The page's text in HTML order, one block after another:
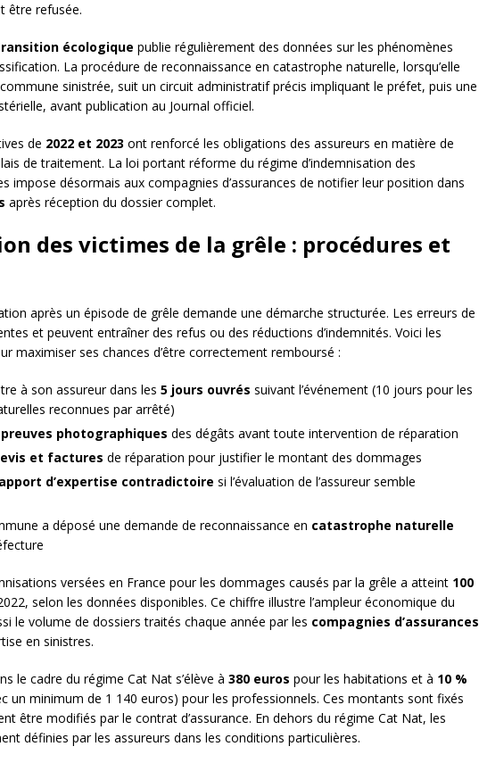
être refusée.
écologique publie régulièrement des données sur les phénomènes
La procédure de reconnaissance en catastrophe naturelle, lorsqu’elle
sinistrée, suit un circuit administratif précis impliquant le préfet, puis une
avant publication au Journal officiel.
de 2022 et 2023 ont renforcé les obligations des assureurs en matière de
de traitement. La loi portant réforme du régime d’indemnisation des
impose désormais aux compagnies d’assurances de notifier leur position dans
après réception du dossier complet.
des victimes de la grêle : procédures et
après un épisode de grêle demande une démarche structurée. Les erreurs de
et peuvent entraîner des refus ou des réductions d’indemnités. Voici les
maximiser ses chances d’être correctement remboursé :
à son assureur dans les 5 jours ouvrés suivant l’événement (10 jours pour les
reconnues par arrêté)
preuves photographiques des dégâts avant toute intervention de réparation
et factures de réparation pour justifier le montant des dommages
d’expertise contradictoire si l’évaluation de l’assureur semble
a déposé une demande de reconnaissance en catastrophe naturelle
versées en France pour les dommages causés par la grêle a atteint 100
selon les données disponibles. Ce chiffre illustre l’ampleur économique du
le volume de dossiers traités chaque année par les compagnies d’assurances
en sinistres.
le cadre du régime Cat Nat s’élève à 380 euros pour les habitations et à 10 %
un minimum de 1 140 euros) pour les professionnels. Ces montants sont fixés
être modifiés par le contrat d’assurance. En dehors du régime Cat Nat, les
définies par les assureurs dans les conditions particulières.